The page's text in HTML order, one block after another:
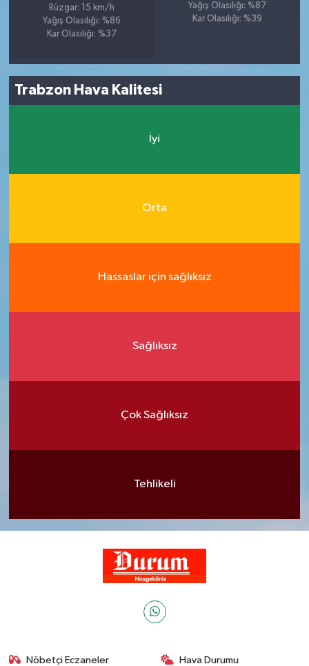
Rüzgar: 15 km/h
Yağış Olasılığı: %86
Kar Olasılığı: %37
Yağış Olasılığı: %87
Kar Olasılığı: %39
Trabzon Hava Kalitesi
İyi
Orta
Hassaslar için sağlıksız
Sağlıksız
Çok Sağlıksız
Tehlikeli
Nöbetçi Eczaneler Hava Durumu